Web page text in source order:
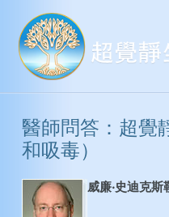
醫師問答：超覺
和吸毒）
威廉‧史迪克斯